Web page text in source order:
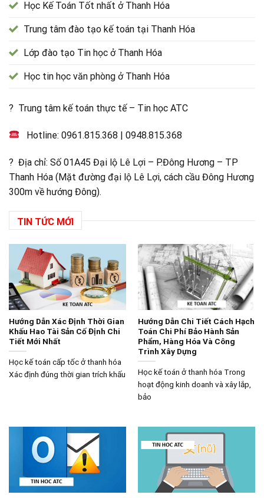
Học Kế Toán Tốt nhất ở Thanh Hóa
Trung tâm đào tạo kế toán tại Thanh Hóa
Lớp đào tạo Tin học ở Thanh Hóa
Học tin học văn phòng ở Thanh Hóa
? Trung tâm kế toán thực tế – Tin học ATC
Hotline:0961.815.368 |0948.815.368
? Địa chỉ: Số 01A45 Đại lộ Lê Lợi – P.Đông Hương – TP
Thanh Hóa (Mặt đường đại lộ Lê Lợi, cách cầu Đông Hương
300m về hướng Đông).
TIN TỨC MỚI
Hướng Dẫn Xác Định Thời Gian
Khấu Hao Tài Sản Cố Định Chi
Tiết Mới Nhất
Học kế toán cấp tốc ở thanh hóa
Xác định đúng thời gian trích khấu
Hướng Dẫn Chi Tiết Cách Hạch
Toán Chi Phí Bảo Hành Sản
Phẩm, Hàng Hóa Và Công
Trình Xây Dựng
Học kế toán ở thanh hóa Trong
hoạt động kinh doanh và xây lắp,
bảo